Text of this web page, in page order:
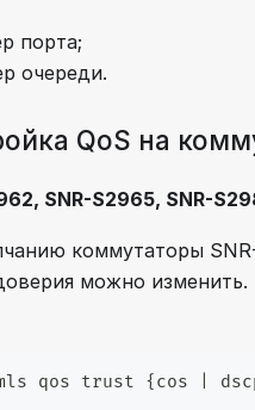
порта;
очереди.
QoS на
SNR-S2965, SNR-
коммутаторы
можно изменить.
qos trust {cos |